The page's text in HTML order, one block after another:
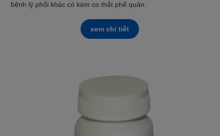
bệnh lý phổi khác có kèm co thắt phế quản.
xem chi tiết